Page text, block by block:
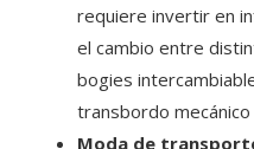
requiere invertir en
el cambio entre
bogies
transbordo
Moda de